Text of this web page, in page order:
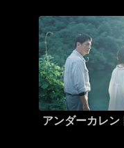
アンダーカレン